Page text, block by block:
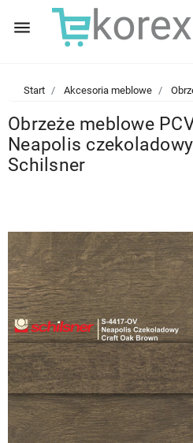
menu
Start Akcesoria meblowe
Obrzeże meblowe
Neapolis
Schilsner